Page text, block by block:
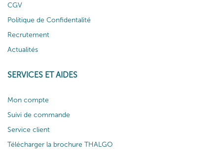
CGV
Politique de Confidentalité
Recrutement
Actualités
SERVICES ET AIDES
Mon compte
Suivi de commande
Service client
Télécharger la brochure THALGO